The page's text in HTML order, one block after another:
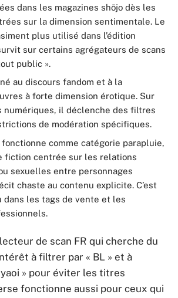
dans les magazines shōjo dès les
sur la dimension sentimentale. Le
plus utilisé dans l’édition
sur certains agrégateurs de scans
public ».
au discours fandom et à la
à forte dimension érotique. Sur
numériques, il déclenche des filtres
de modération spécifiques.
fonctionne comme catégorie parapluie,
fiction centrée sur les relations
sexuelles entre personnages
chaste au contenu explicite. C’est
dans les tags de vente et les
de scan FR qui cherche du
à filtrer par « BL » et à
» pour éviter les titres
fonctionne aussi pour ceux qui